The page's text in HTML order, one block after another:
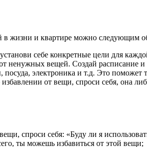
в жизни и квартире можно следующим
себе конкретные цели для
ненужных вещей. Создай расписание и
электроника и т.д. Это поможет
от вещи, спроси себя, она
спроси себя: «Буду ли я
ты можешь избавиться от этой вещи;